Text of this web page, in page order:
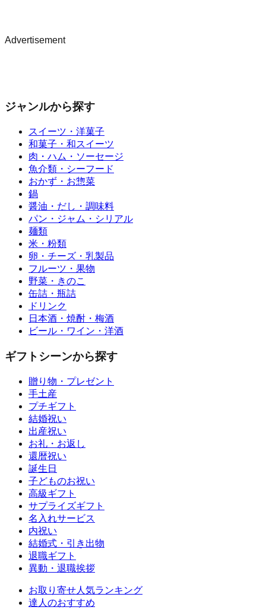
Advertisement
ジャンルから探す
スイーツ・洋菓子
和菓子・和スイーツ
肉・ハム・ソーセージ
魚介類・シーフード
おかず・お惣菜
鍋
醤油・だし・調味料
パン・ジャム・シリアル
麺類
米・粉類
卵・チーズ・乳製品
フルーツ・果物
野菜・きのこ
缶詰・瓶詰
ドリンク
日本酒・焼酎・梅酒
ビール・ワイン・洋酒
ギフトシーンから探す
贈り物・プレゼント
手土産
プチギフト
結婚祝い
出産祝い
お礼・お返し
還暦祝い
誕生日
子どものお祝い
高級ギフト
サプライズギフト
名入れサービス
内祝い
結婚式・引き出物
退職ギフト
異動・退職挨拶
お取り寄せ人気ランキング
達人のおすすめ